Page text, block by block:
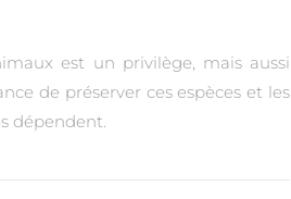
est un privilège, mais aussi
de préserver ces espèces et les
dépendent.